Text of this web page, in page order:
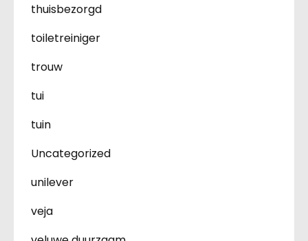
thuisbezorgd
toiletreiniger
trouw
tui
tuin
Uncategorized
unilever
veja